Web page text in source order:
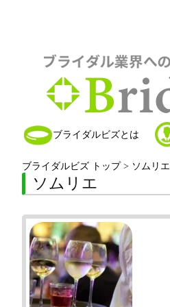
ブライダルビズとは
ブライダルビズ トップ> ソムリエ
ソムリエ